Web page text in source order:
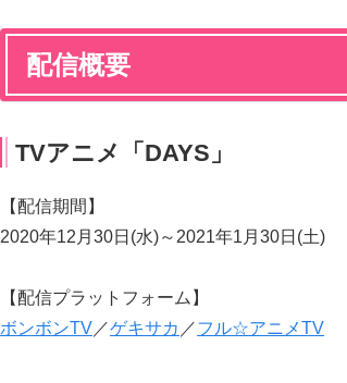
配信概要
TVアニメ「DAYS」
【配信期間】
2020年12月30日(水)～2021年1月30日(土)
【配信プラットフォーム】
ボンボンTV ／ゲキサカ ／フル☆アニメTV